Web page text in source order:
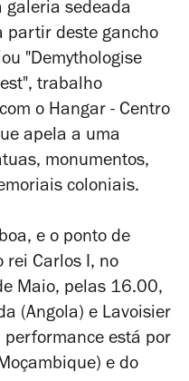
galeria sedeada
partir deste gancho
"Demythologise
trabalho
o Hangar - Centro
apela a uma
monumentos,
coloniais.
e o ponto de
rei Carlos I, no
Maio, pelas 16.00,
(Angola) e Lavoisier
performance está por
e do